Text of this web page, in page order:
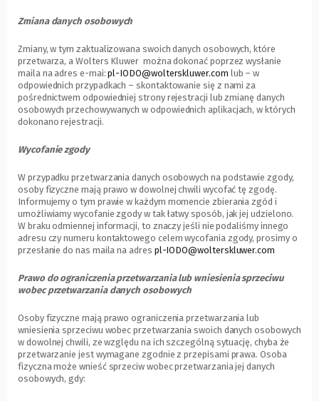
Zmiana danych osobowych
Zmiany, w tym zaktualizowana swoich danych osobowych, które
przetwarza, a Wolters Kluwer można dokonać poprzez wysłanie
maila na adres e-mai:pl-IODO@wolterskluwer.com lub – w
odpowiednich przypadkach – skontaktowanie się z nami za
pośrednictwem odpowiedniej strony rejestracji lub zmianę danych
osobowych przechowywanych w odpowiednich aplikacjach, w których
dokonano rejestracji.
Wycofanie zgody
W przypadku przetwarzania danych osobowych na podstawie zgody,
osoby fizyczne mają prawo w dowolnej chwili wycofać tę zgodę.
Informujemy o tym prawie w każdym momencie zbierania zgód i
umożliwiamy wycofanie zgody w tak łatwy sposób, jak jej udzielono.
W braku odmiennej informacji, to znaczy jeśli nie podaliśmy innego
adresu czy numeru kontaktowego celem wycofania zgody, prosimy o
przesłanie do nas maila na adres pl-IODO@wolterskluwer.com
Prawo do ograniczenia przetwarzania lub wniesienia sprzeciwu
wobec przetwarzania danych osobowych
Osoby fizyczne mają prawo ograniczenia przetwarzania lub
wniesienia sprzeciwu wobec przetwarzania swoich danych osobowych
w dowolnej chwili, ze względu na ich szczególną sytuację, chyba że
przetwarzanie jest wymagane zgodnie z przepisami prawa. Osoba
fizyczna może wnieść sprzeciw wobec przetwarzania jej danych
osobowych, gdy: